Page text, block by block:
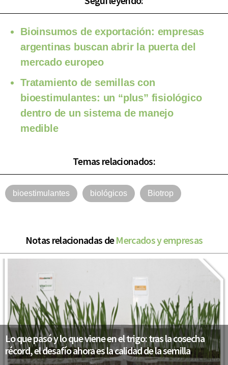
Bioinsumos de exportación: empresas
argentinas buscan abrir la puerta del
mercado europeo
Tratamiento de semillas con
bioestimulantes: un “plus” fisiológico
dentro de un sistema de manejo
medible
Temas relacionados:
bioestimulantes biológicos Biotrop
Notas relacionadas deMercados y empresas
Lo que pasó y lo que viene en el trigo: tras la cosecha
récord, el desafío ahora es la calidad de la semilla